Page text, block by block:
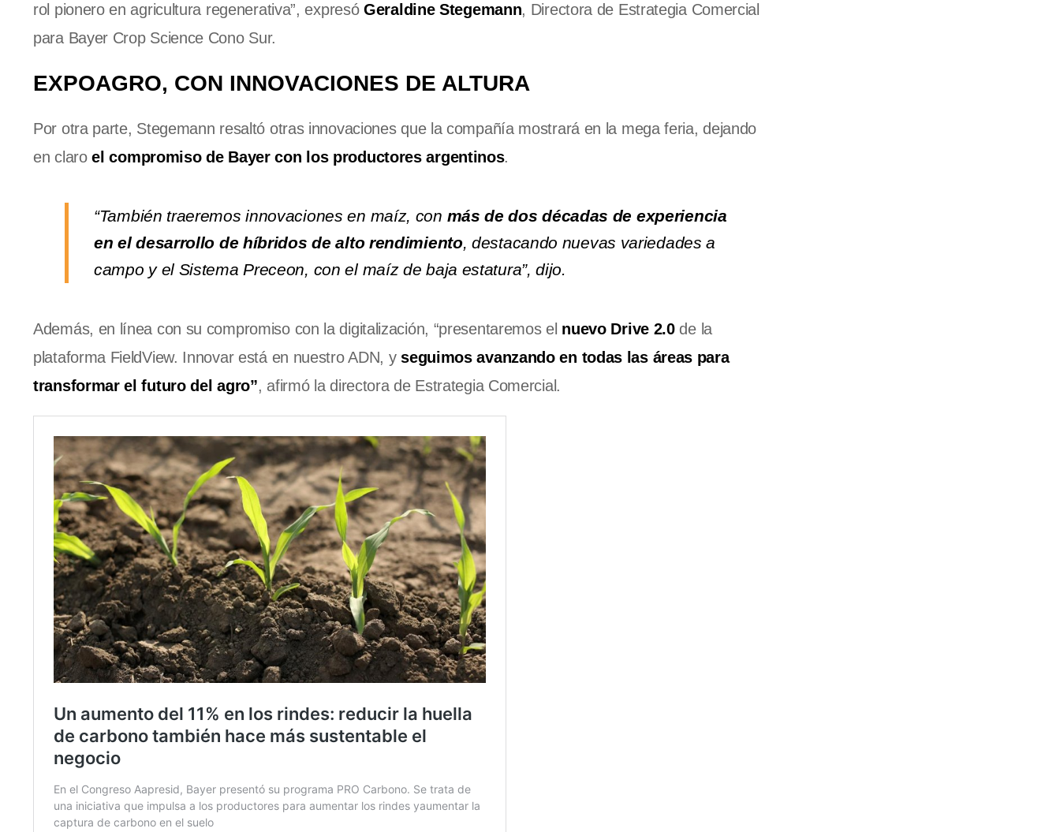
rol pionero en agricultura regenerativa”, expresóGeraldine Stegemann, Directora de Estrategia Comercial
para Bayer Crop Science Cono Sur.
EXPOAGRO, CON INNOVACIONES DE ALTURA
Por otra parte, Stegemann resaltó otras innovaciones que la compañía mostrará en la mega feria, dejando
en claroel compromiso de Bayer con los productores argentinos.
“También traeremos innovaciones en maíz, con más de dos décadas de experiencia
en el desarrollo de híbridos de alto rendimiento, destacando nuevas variedades a
campo y el Sistema Preceon, con el maíz de baja estatura”, dijo.
Además, en línea con su compromiso con la digitalización, “presentaremos el nuevo Drive 2.0de la
plataforma FieldView. Innovar está en nuestro ADN, yseguimos avanzando en todas las áreas para
transformar el futuro del agro”, afirmó la directora de Estrategia Comercial.